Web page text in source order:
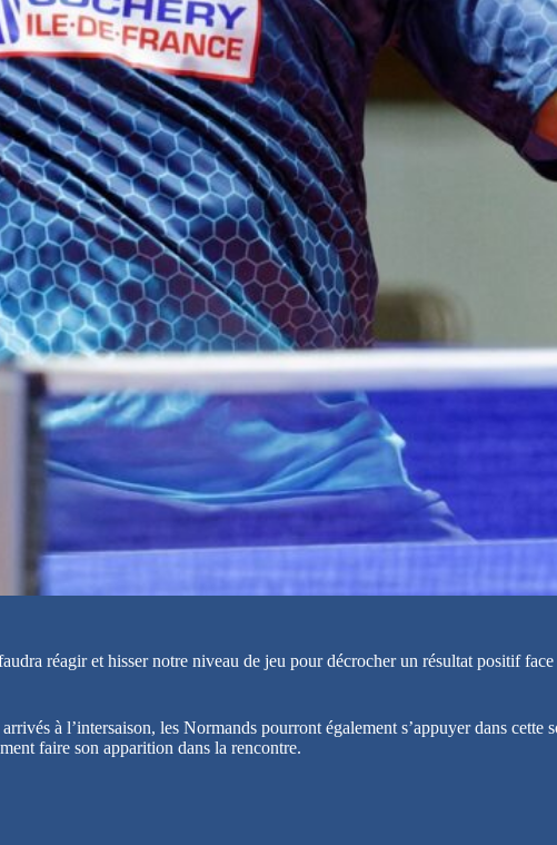
réagir et hisser notre niveau de jeu pour décrocher un résultat positif
à l’intersaison, les Normands pourront également s’appuyer dans cette
faire son apparition dans la rencontre.